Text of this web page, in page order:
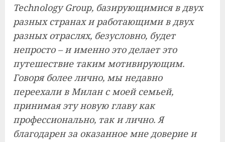
Technology Group, базирующимися в двух
разных странах и работающими в двух
разных отраслях, безусловно, будет
непросто – и именно это делает это
путешествие таким мотивирующим.
Говоря более лично, мы недавно
переехали в Милан с моей семьей,
принимая эту новую главу как
профессионально, так и лично. Я
благодарен за оказанное мне доверие и